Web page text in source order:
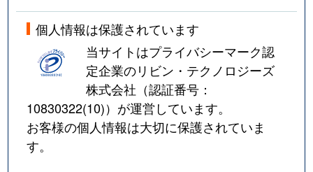
個人情報は保護されています
当サイトはプライバシーマーク認
定企業のリビン・テクノロジーズ
株式会社（認証番号：
10830322(10)）が運営しています。
お客様の個人情報は大切に保護されていま
す。